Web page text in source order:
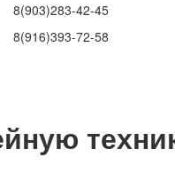
8(903)283-42-45
8(916)393-72-58